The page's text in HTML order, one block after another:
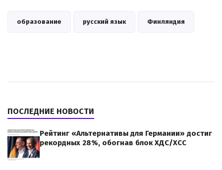
образование русский язык Финляндия
ПОСЛЕДНИЕ НОВОСТИ
Рейтинг «Альтернативы для Германии» достиг
рекордных 28%, обогнав блок ХДС/ХСС